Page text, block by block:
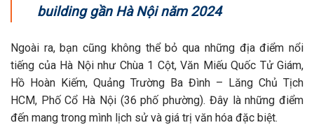
building gần Hà Nội năm 2024
Ngoài ra, bạn cũng không thể bỏ qua những địa điểm nổi
tiếng của Hà Nội như Chùa 1 Cột, Văn Miếu Quốc Tử Giám,
Hồ Hoàn Kiếm, Quảng Trường Ba Đình – Lăng Chủ Tịch
HCM, Phố Cổ Hà Nội (36 phố phường). Đây là những điểm
đến mang trong mình lịch sử và giá trị văn hóa đặc biệt.